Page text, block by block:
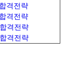
격전략
격전략
격전략
격전략